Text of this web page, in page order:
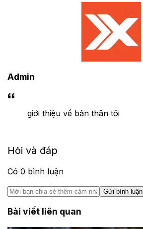
Admin
giới thiệu về bản thân tôi
Hỏi và đáp
Có 0 bình luận
Gửi bình luận
Bài viết liên quan